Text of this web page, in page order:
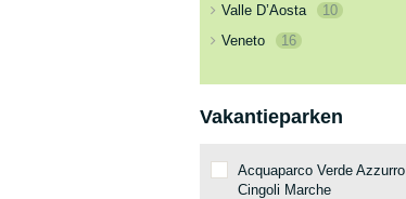
Valle D’Aosta
10
Veneto
16
Vakantieparken
Acquaparco Verde Azzurro
Cingoli Marche